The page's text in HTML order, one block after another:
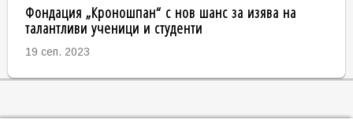
Фондация „Кроношпан“ с нов шанс за изява на
талантливи ученици и студенти
19 сеп. 2023